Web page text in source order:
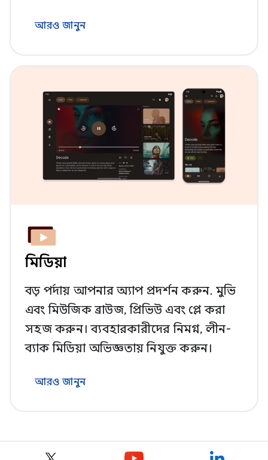
আরও জানুন
মিডিয়া
বড় পর্দায় আপনার অ্যাপ প্রদর্শন করুন. মুভি
এবং মিউজিক ব্রাউজ, প্রিভিউ এবং প্লে করা
সহজ করুন। ব্যবহারকারীদের নিমগ্ন, লীন-
ব্যাক মিডিয়া অভিজ্ঞতায় নিযুক্ত করুন।
আরও জানুন